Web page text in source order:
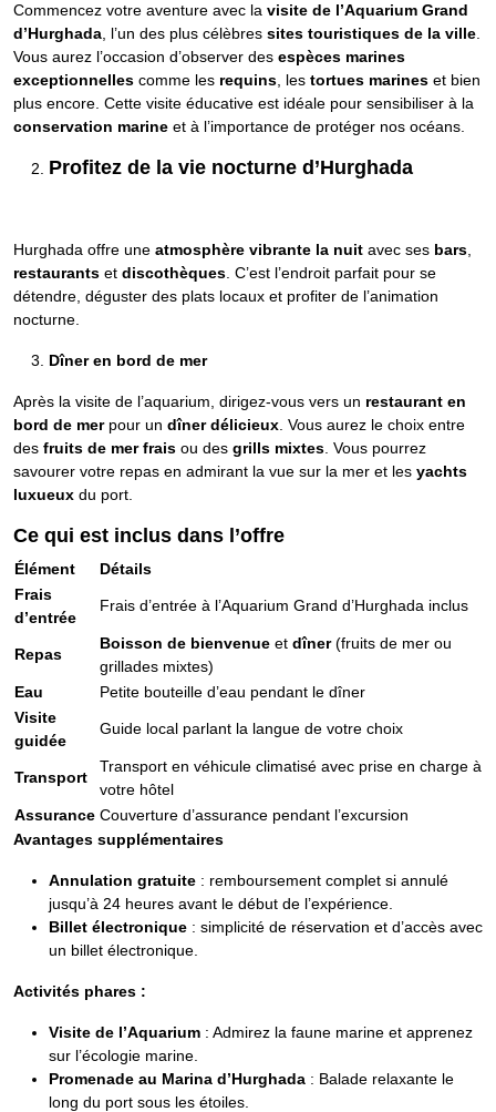
Commencez votre aventure avec la visite de l’Aquarium Grand
d’Hurghada , l’un des plus célèbres sites touristiques de la ville
Vous aurez l’occasion d’observer des espèces marines
exceptionnelles comme les requins , les tortues marines et bien
plus encore. Cette visite éducative est idéale pour sensibiliser à la
conservation marine et à l’importance de protéger nos océans.
Profitez de la vie nocturne d’Hurghada
Hurghada offre une atmosphère vibrante la nuit avec ses bars
restaurants et discothèques . C’est l’endroit parfait pour se
détendre, déguster des plats locaux et profiter de l’animation
nocturne.
Dîner en bord de mer
Après la visite de l’aquarium, dirigez-vous vers un restaurant en
bord de merpour un dîner délicieux . Vous aurez le choix entre
des fruits de mer frais ou des grills mixtes . Vous pourrez
savourer votre repas en admirant la vue sur la mer et les yachts
luxueux du port.
Ce qui est inclus dans l’offre
Élément
Détails
Frais
d’entrée
Frais d’entrée à l’Aquarium Grand d’Hurghada inclus
Repas
Boisson de bienvenue et dîner(fruits de mer ou
grillades mixtes)
Eau
Petite bouteille d’eau pendant le dîner
Visite
guidée
Guide local parlant la langue de votre choix
Transport
Transport en véhicule climatisé avec prise en charge à
votre hôtel
Assurance Couverture d’assurance pendant l’excursion
Avantages supplémentaires
Annulation gratuite : remboursement complet si annulé
jusqu’à 24 heures avant le début de l’expérience.
Billet électronique : simplicité de réservation et d’accès avec
un billet électronique.
Activités phares :
Visite de l’Aquarium : Admirez la faune marine et apprenez
sur l’écologie marine.
Promenade au Marina d’Hurghada : Balade relaxante le
long du port sous les étoiles.